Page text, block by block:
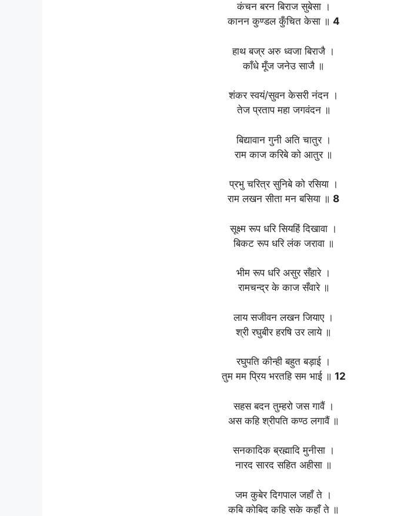
कंचन बरन बिराज सुबेसा ।
कानन कुण्डल कुँचित केसा ॥ 4
हाथ बज्र अरु ध्वजा बिराजै ।
काँधे मूँज जनेउ साजै ॥
शंकर स्वयं/सुवन केसरी नंदन ।
तेज प्रताप महा जगवंदन ॥
बिद्यावान गुनी अति चातुर ।
राम काज करिबे को आतुर ॥
प्रभु चरित्र सुनिबे को रसिया ।
राम लखन सीता मन बसिया ॥ 8
सूक्ष्म रूप धरि सियहिं दिखावा ।
बिकट रूप धरि लंक जरावा ॥
भीम रूप धरि असुर सँहारे ।
रामचन्द्र के काज सँवारे ॥
लाय सजीवन लखन जियाए ।
श्री रघुबीर हरषि उर लाये ॥
रघुपति कीन्ही बहुत बड़ाई ।
तुम मम प्रिय भरतहि सम भाई ॥ 12
सहस बदन तुम्हरो जस गावैं ।
अस कहि श्रीपति कण्ठ लगावैं ॥
सनकादिक ब्रह्मादि मुनीसा ।
नारद सारद सहित अहीसा ॥
जम कुबेर दिगपाल जहाँ ते ।
कबि कोबिद कहि सके कहाँ ते ॥